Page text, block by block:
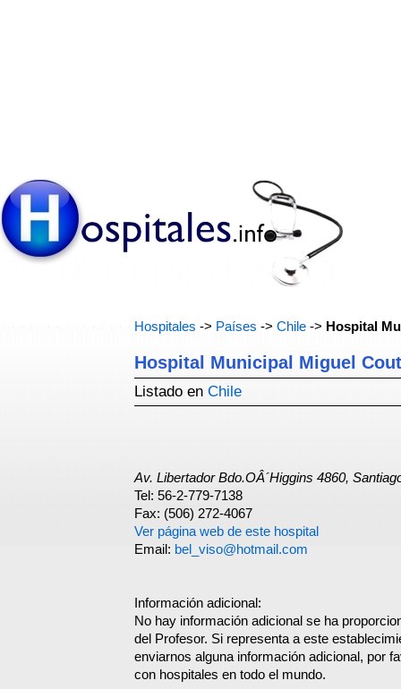
Hospitales -> Países -> Chile -> Hospital
Hospital Municipal Miguel
Listado en Chile
Av. Libertador Bdo.OÂ´Higgins 4860,
Tel: 56-2-779-7138
Fax: (506) 272-4067
Ver página web de este hospital
Email: bel_viso@hotmail.com
Información adicional:
No hay información adicional se ha
del Profesor. Si representa a este
enviarnos alguna información adicional, por
con hospitales en todo el mundo.